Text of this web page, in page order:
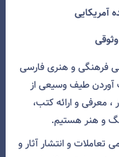
آمریکایی
فرهنگی و هنری فارسی
طیف وسیعی از
، معرفی و ارائه کتب،
و هنر هستیم.
تعاملات و انتشار آثار و